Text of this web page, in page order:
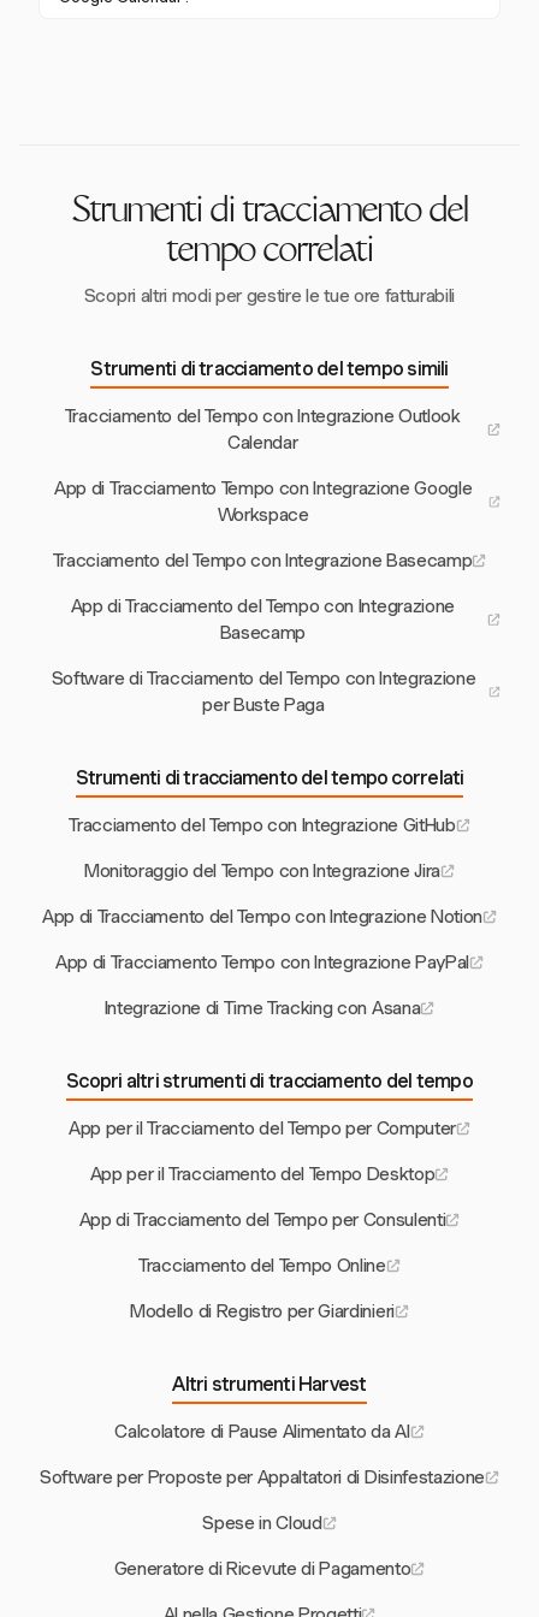
migliorare la produttività e la gestione del tempo.
Strumenti di tracciamento del
tempo correlati
Scopri altri modi per gestire le tue ore fatturabili
Strumenti di tracciamento del tempo simili
Tracciamento del Tempo con Integrazione Outlook
Calendar
App di Tracciamento Tempo con Integrazione Google
Workspace
Tracciamento del Tempo con Integrazione Basecamp
App di Tracciamento del Tempo con Integrazione
Basecamp
Software di Tracciamento del Tempo con Integrazione
per Buste Paga
Strumenti di tracciamento del tempo correlati
Tracciamento del Tempo con Integrazione GitHub
Monitoraggio del Tempo con Integrazione Jira
App di Tracciamento del Tempo con Integrazione Notion
App di Tracciamento Tempo con Integrazione PayPal
Integrazione di Time Tracking con Asana
Scopri altri strumenti di tracciamento del tempo
App per il Tracciamento del Tempo per Computer
App per il Tracciamento del Tempo Desktop
App di Tracciamento del Tempo per Consulenti
Tracciamento del Tempo Online
Modello di Registro per Giardinieri
Altri strumenti Harvest
Calcolatore di Pause Alimentato da AI
Software per Proposte per Appaltatori di Disinfestazione
Spese in Cloud
Generatore di Ricevute di Pagamento